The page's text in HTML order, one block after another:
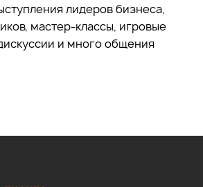
лидеров бизнеса,
мастер-классы, игровые
и много общения